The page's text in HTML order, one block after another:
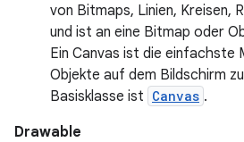
von Bitmaps, Linien, Kreisen,
und ist an eine Bitmap oder
Ein Canvas ist die einfachste
Objekte auf dem Bildschirm
Basisklasse ist Canvas .
Drawable